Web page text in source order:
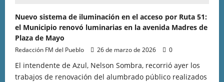
Nuevo sistema de iluminación en el acceso por Ruta 51:
el Municipio renovó luminarias en la avenida Madres de
Plaza de Mayo
Redacción FM del Pueblo 26 de marzo de 2026 0
El intendente de Azul, Nelson Sombra, recorrió ayer los
trabajos de renovación del alumbrado público realizados